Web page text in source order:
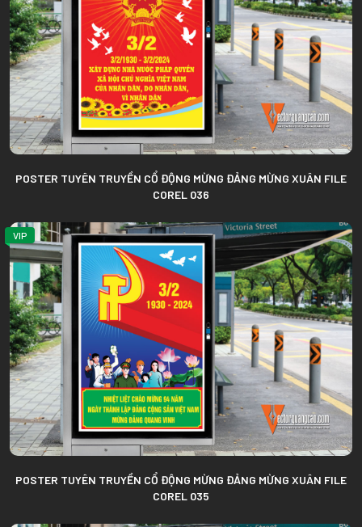
POSTER TUYÊN TRUYỀN CỔ ĐỘNG MỪNG ĐẢNG MỪNG XUÂN FILE
COREL 036
VIP
POSTER TUYÊN TRUYỀN CỔ ĐỘNG MỪNG ĐẢNG MỪNG XUÂN FILE
COREL 035